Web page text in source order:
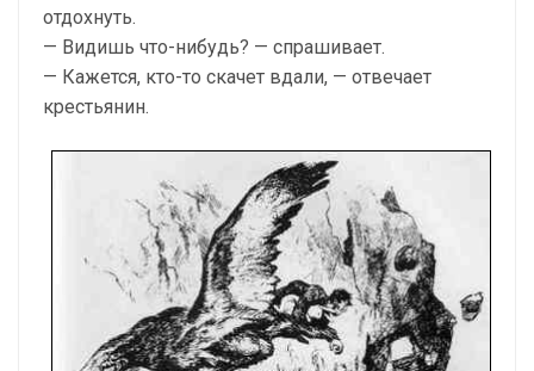
отдохнуть.
— Видишь что-нибудь? — спрашивает.
— Кажется, кто-то скачет вдали, — отвечает
крестьянин.